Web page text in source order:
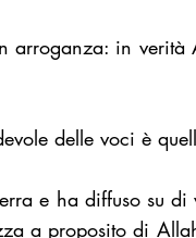
arroganza: in verità
delle voci è
e ha diffuso su
a proposito di